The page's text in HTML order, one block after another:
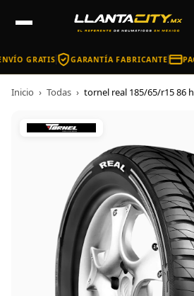
GRATIS GARANTÍA FABRICANTE
Inicio › Todas › tornel real 185/65/r15 86 h